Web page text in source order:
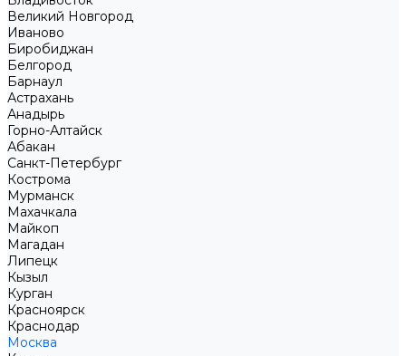
Великий Новгород
Иваново
Биробиджан
Белгород
Барнаул
Астрахань
Анадырь
Горно-Алтайск
Абакан
Санкт-Петербург
Кострома
Мурманск
Махачкала
Майкоп
Магадан
Липецк
Кызыл
Курган
Красноярск
Краснодар
Москва